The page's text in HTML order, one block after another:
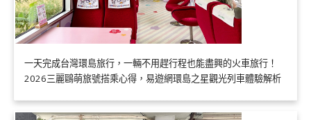
一天完成台灣環島旅行，一輛不用趕行程也能盡興的火車旅行！
2026三麗鷗萌旅號搭乘心得，易遊網環島之星觀光列車體驗解析